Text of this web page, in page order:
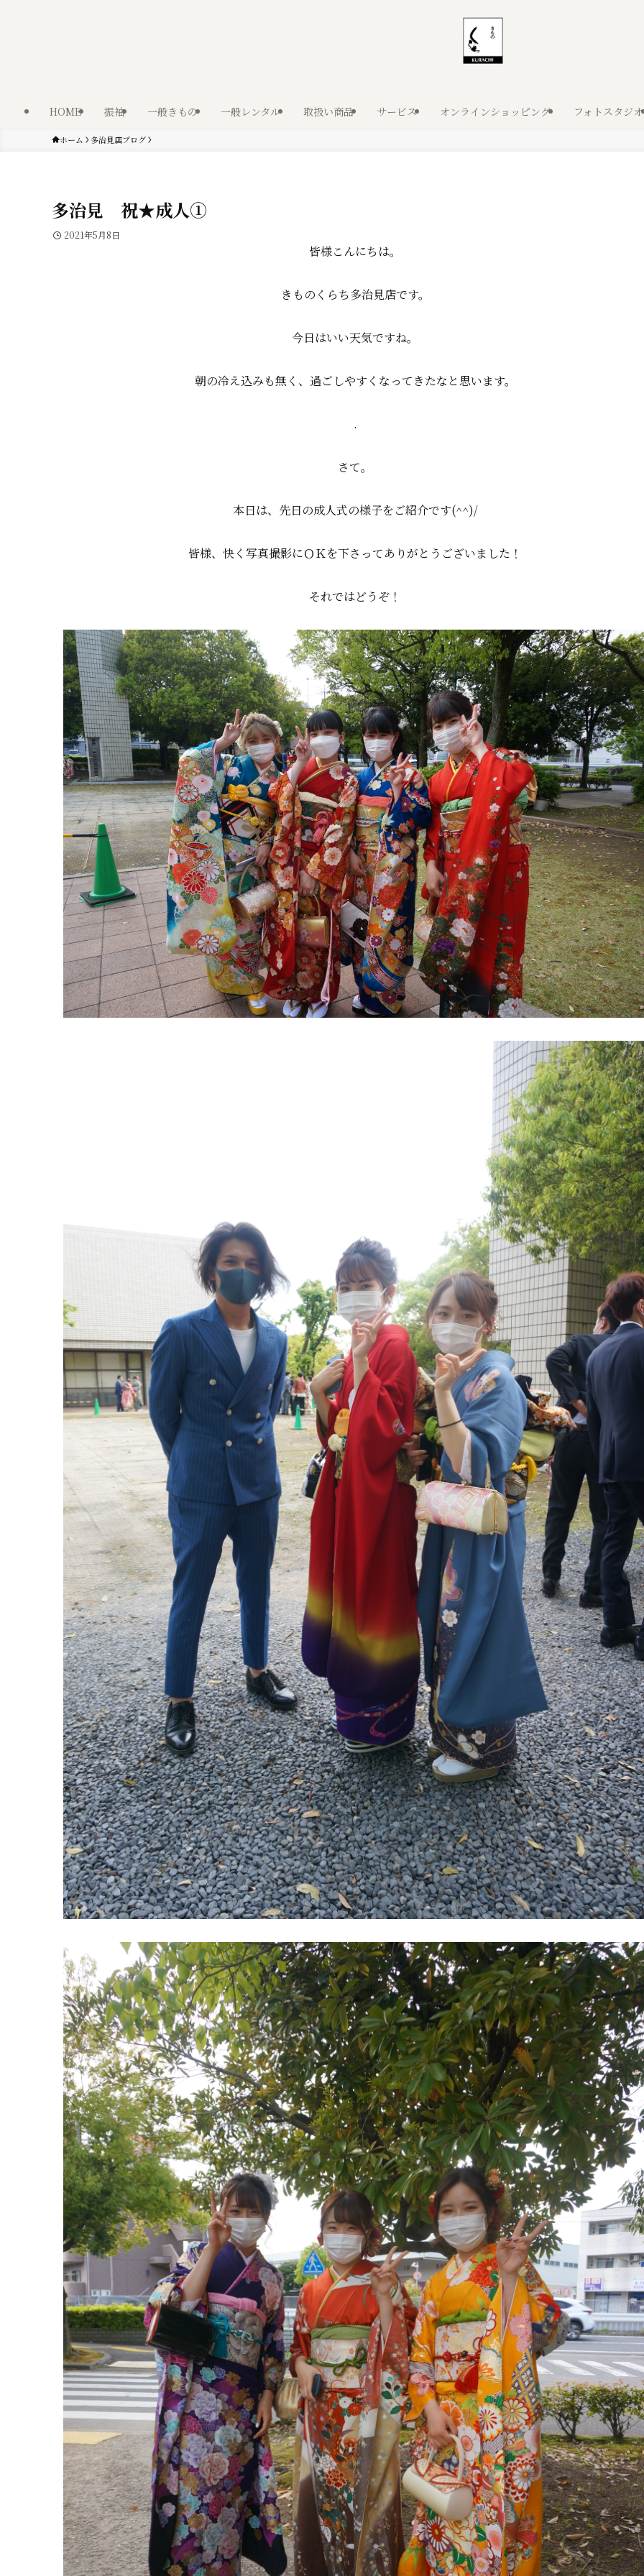
HOME 振袖 一般きもの 一般レンタル 取扱い商品 サービス オンラインショッピング フォトスタジオ
ホーム 多治見店ブログ
多治見 祝★成人①
2021年5月8日
皆様こんにちは。
きものくらち多治見店です。
今日はいい天気ですね。
朝の冷え込みも無く、過ごしやすくなってきたなと思います。
.
さて。
本日は、先日の成人式の様子をご紹介です(^^)/
皆様、快く写真撮影にＯＫを下さってありがとうございました！
それではどうぞ！